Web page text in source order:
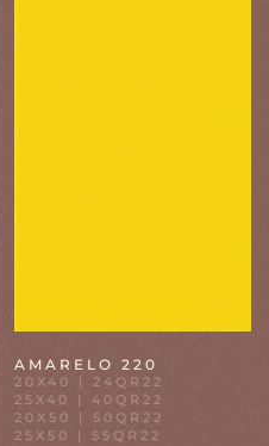
AMARELO 220
20X40 | 24QR22
25X40 | 40QR22
20X50 | 50QR22
25X50 | 55QR22